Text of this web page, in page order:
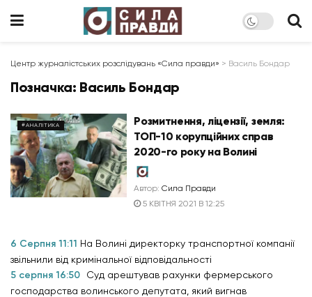
Центр журналістських розслідувань «Сила правди» > Василь Бондар
Позначка: Василь Бондар
#АНАЛІТИКА
Розмитнення, ліцензії, земля:
ТОП-10 корупційних справ
2020-го року на Волині
Автор: Сила Правди
5 КВІТНЯ 2021 В 12:25
6 Серпня 11:11 На Волині директорку транспортної компанії
звільнили від кримінальної відповідальності
5 серпня 16:50
Суд арештував рахунки фермерського
господарства волинського депутата, який вигнав